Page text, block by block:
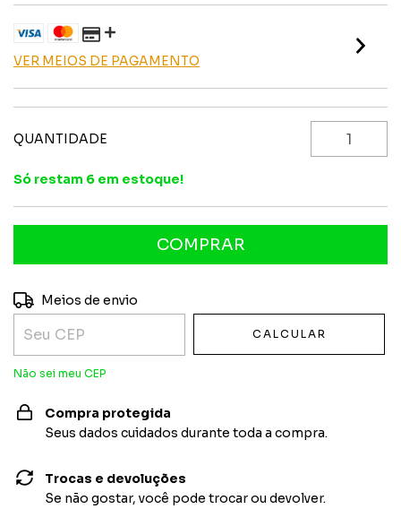
VER MEIOS DE PAGAMENTO
QUANTIDADE
Só restam 6 em estoque!
Entregas para o CEP:
Meios de envio
CALCULAR
Não sei meu CEP
Compra protegida
Seus dados cuidados durante toda a compra.
Trocas e devoluções
Se não gostar, você pode trocar ou devolver.